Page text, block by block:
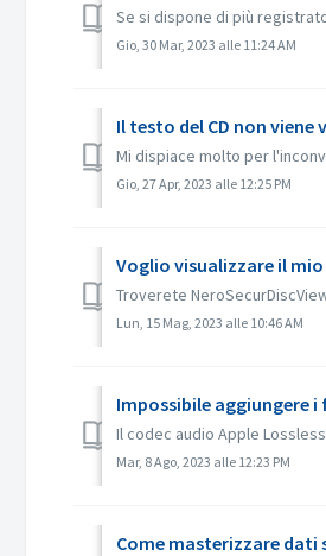
Se si dispone di più
Gio, 30 Mar, 2023 alle 11:24 AM
Il testo del CD non
Mi dispiace molto per
Gio, 27 Apr, 2023 alle 12:25 PM
Voglio visualizzare il
Troverete
Lun, 15 Mag, 2023 alle 10:46 AM
Impossibile aggiungere i
Il codec audio Apple
Mar, 8 Ago, 2023 alle 12:23 PM
Come masterizzare dati